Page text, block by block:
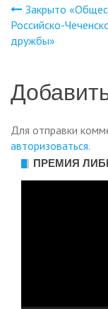
по
Закрыто
Российско-
дружбы»
Для отправки
авторизоваться.
ПРЕМИЯ